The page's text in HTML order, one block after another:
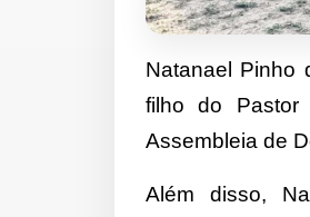
Natanael Pinho
filho do Pastor
Assembleia de
Além disso,